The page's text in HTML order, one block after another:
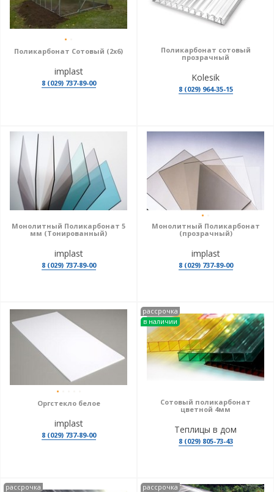
Поликарбонат Сотовый (2х6)
implast
8 (029) 737-89-00
Поликарбонат сотовый
прозрачный
Kolesik
8 (029) 964-35-15
Монолитный Поликарбонат 5
мм (Тонированный)
implast
8 (029) 737-89-00
Монолитный Поликарбонат
(прозрачный)
implast
8 (029) 737-89-00
Оргстекло белое
implast
8 (029) 737-89-00
рассрочка
в наличии
Сотовый поликарбонат
цветной 4мм
Теплицы в дом
8 (029) 805-73-43
рассрочка
рассрочка